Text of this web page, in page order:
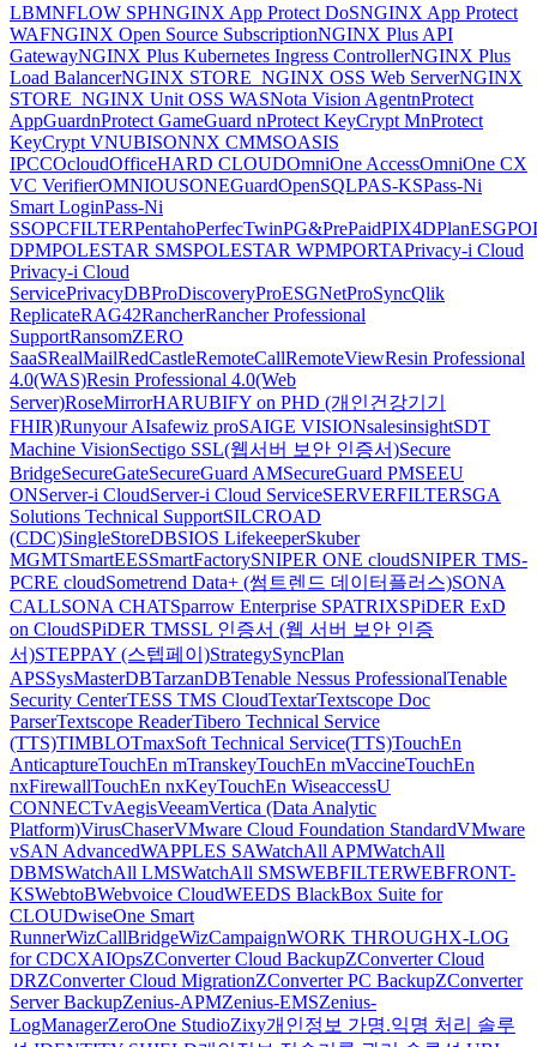
LBMNFLOW SPHNGINX App Protect DoSNGINX App Protect
WAFNGINX Open Source SubscriptionNGINX Plus API
GatewayNGINX Plus Kubernetes Ingress ControllerNGINX Plus
Load BalancerNGINX STORE_NGINX OSS Web ServerNGINX
STORE_NGINX Unit OSS WASNota Vision AgentnProtect
AppGuardnProtect GameGuard nProtect KeyCrypt MnProtect
KeyCrypt VNUBISONNX CMMSOASIS
IPCCOcloudOfficeHARD CLOUDOmniOne AccessOmniOne CX
VC VerifierOMNIOUSONEGuardOpenSQLPAS-KSPass-Ni
Smart LoginPass-Ni
SSOPCFILTERPentahoPerfecTwinPG&PrePaidPIX4DPlanESG
DPMPOLESTAR SMSPOLESTAR WPMPORTAPrivacy-i Cloud
Privacy-i Cloud
ServicePrivacyDBProDiscoveryProESGNetProSyncQlik
ReplicateRAG42RancherRancher Professional
SupportRansomZERO
SaaSRealMailRedCastleRemoteCallRemoteViewResin Professional
4.0(WAS)Resin Professional 4.0(Web
Server)RoseMirrorHARUBIFY on PHD (개인건강기기
FHIR)Runyour AIsafewiz proSAIGE VISIONsalesinsightSDT
Machine VisionSectigo SSL(웹서버 보안 인증서)Secure
BridgeSecureGateSecureGuard AMSecureGuard PMSEEU
ONServer-i CloudServer-i Cloud ServiceSERVERFILTERSGA
Solutions Technical SupportSILCROAD
(CDC)SingleStoreDBSIOS LifekeeperSkuber
MGMTSmartEESSmartFactorySNIPER ONE cloudSNIPER TMS-
PCRE cloudSometrend Data+ (썸트렌드 데이터플러스)SONA
CALLSONA CHATSparrow Enterprise SPATRIXSPiDER ExD
on CloudSPiDER TMSSL 인증서 (웹 서버 보안 인증
서)STEPPAY (스텝페이)StrategySyncPlan
APSSysMasterDBTarzanDBTenable Nessus ProfessionalTenable
Security CenterTESS TMS CloudTextarTextscope Doc
ParserTextscope ReaderTibero Technical Service
(TTS)TIMBLOTmaxSoft Technical Service(TTS)TouchEn
AnticaptureTouchEn mTranskeyTouchEn mVaccineTouchEn
nxFirewallTouchEn nxKeyTouchEn WiseaccessU
CONNECTvAegisVeeamVertica (Data Analytic
Platform)VirusChaserVMware Cloud Foundation StandardVMware
vSAN AdvancedWAPPLES SAWatchAll APMWatchAll
DBMSWatchAll LMSWatchAll SMSWEBFILTERWEBFRONT-
KSWebtoBWebvoice CloudWEEDS BlackBox Suite for
CLOUDwiseOne Smart
RunnerWizCallBridgeWizCampaignWORK THROUGHX-LOG
for CDCXAIOpsZConverter Cloud BackupZConverter Cloud
DRZConverter Cloud MigrationZConverter PC BackupZConverter
Server BackupZenius-APMZenius-EMSZenius-
LogManagerZeroOne StudioZixy개인정보 가명.익명 처리 솔루